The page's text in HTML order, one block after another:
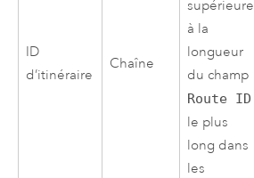
ID
d’itinéraire
Chaîne
supérieure
à la
longueur
du champ
Route ID
le plus
long dans
les